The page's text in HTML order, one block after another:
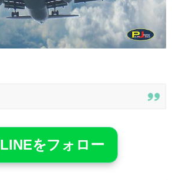
LINEをフォロー